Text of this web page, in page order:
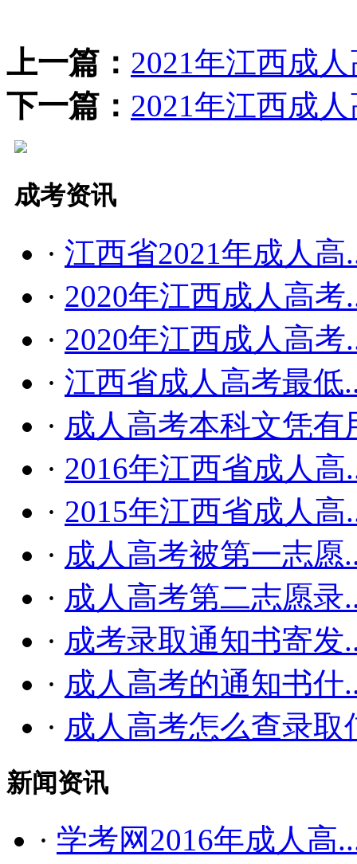
上一篇： 2021年江西成
下一篇： 2021年江西成
成考资讯
· 江西省2021年成人高
· 2020年江西成人高考
· 2020年江西成人高考
· 江西省成人高考最低
· 成人高考本科文凭有
· 2016年江西省成人高
· 2015年江西省成人高
· 成人高考被第一志愿
· 成人高考第二志愿录
· 成考录取通知书寄发
· 成人高考的通知书什
· 成人高考怎么查录取
新闻资讯
· 学考网2016年成人高